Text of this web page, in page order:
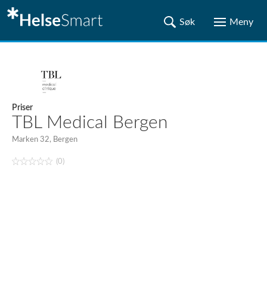
Priser
TBL Medical Bergen
Marken 32, Bergen
(0)